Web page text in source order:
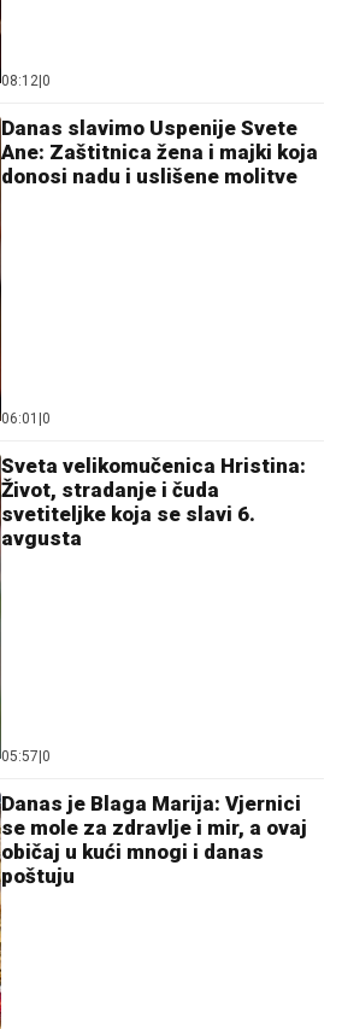
08:12 0
Danas slavimo Uspenije Svete
Ane: Zaštitnica žena i majki koja
donosi nadu i uslišene molitve
06:01 0
Sveta velikomučenica Hristina:
Život, stradanje i čuda
svetiteljke koja se slavi 6.
avgusta
05:57 0
Danas je Blaga Marija: Vjernici
se mole za zdravlje i mir, a ovaj
običaj u kući mnogi i danas
poštuju